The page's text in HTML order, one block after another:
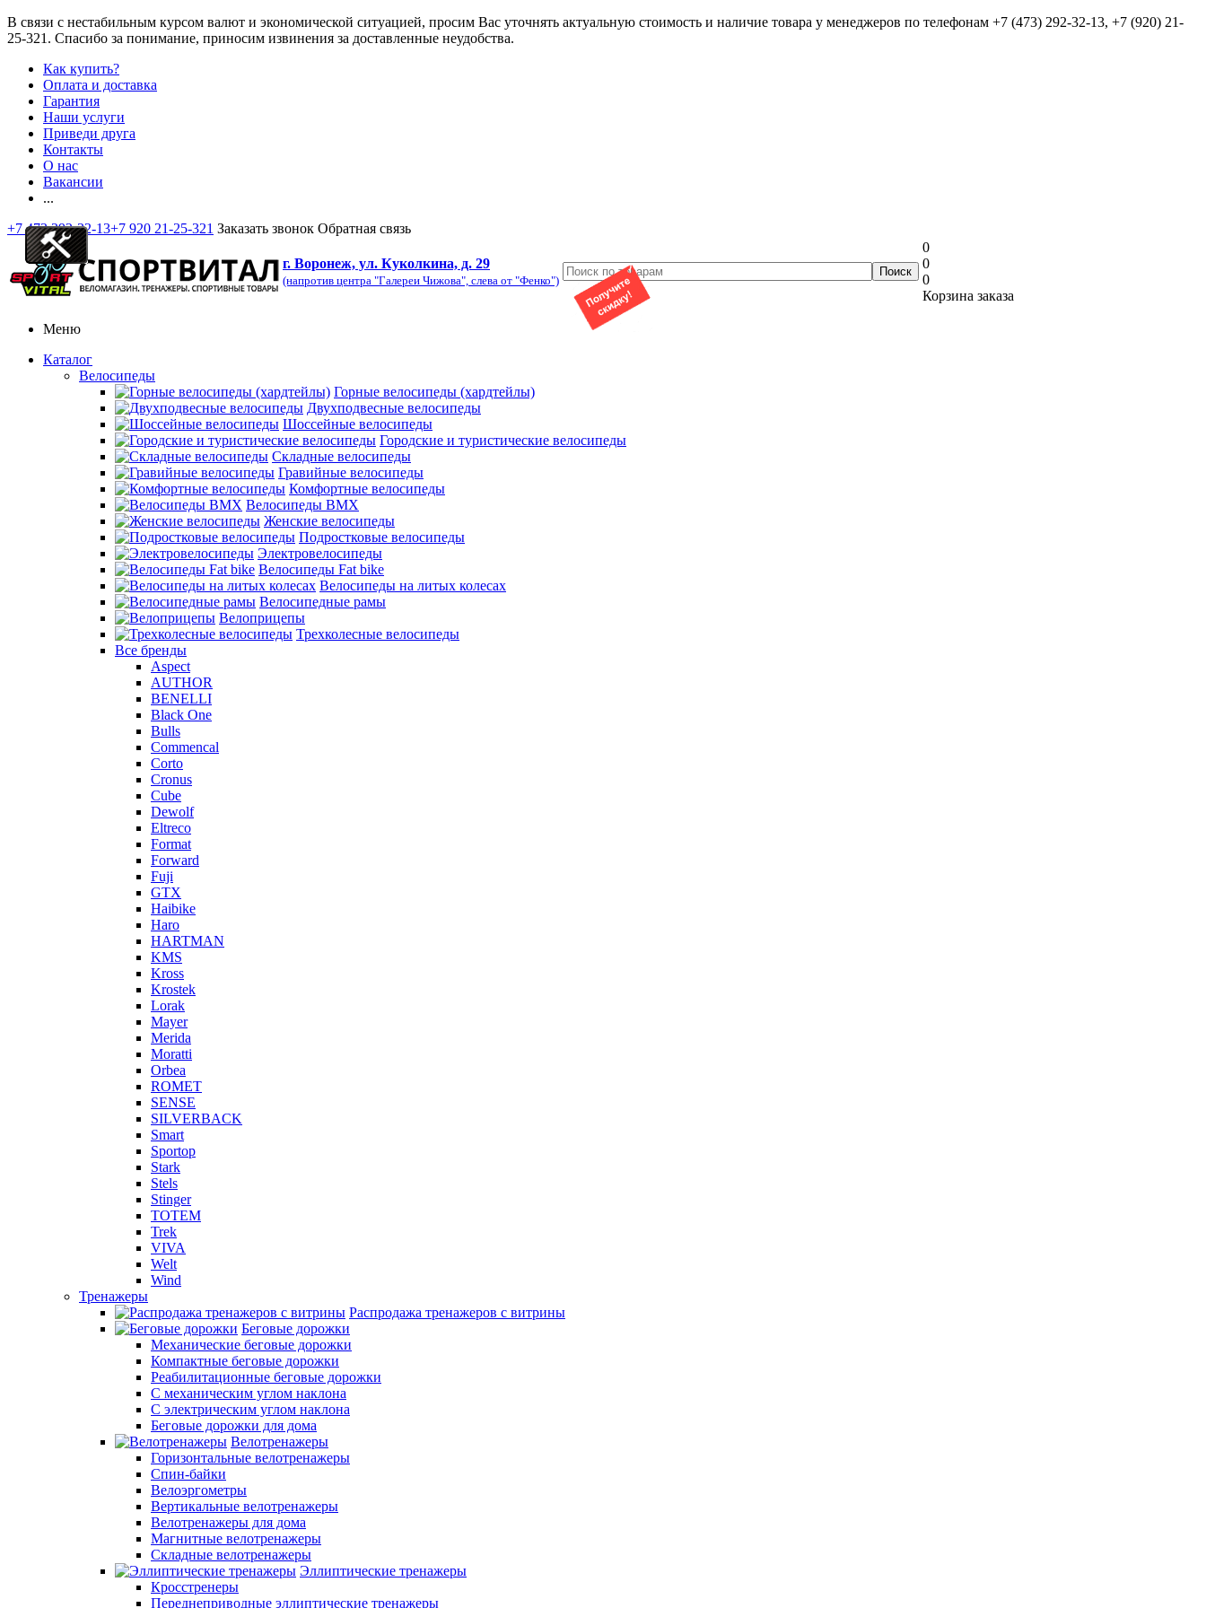
В связи с нестабильным курсом валют и экономической ситуацией, просим Вас уточнять актуальную стоимость и наличие товара у менеджеров по телефонам +7 (473) 292-32-13, +7 (920) 21-
25-321 . Спасибо за понимание, приносим извинения за доставленные неудобства.
Как купить?
Оплата и доставка
Гарантия
Наши услуги
Приведи друга
Контакты
О нас
Вакансии
...
+7 473 292-32-13+7 920 21-25-321 Заказать звонок Обратная связь
г. Воронеж, ул. Куколкина, д. 29
(напротив центра "Галереи Чижова", слева от "Фенко")
0
0
0
Корзина заказа
Меню
Каталог
Велосипеды
Горные велосипеды (хардтейлы)
Двухподвесные велосипеды
Шоссейные велосипеды
Городские и туристические велосипеды
Складные велосипеды
Гравийные велосипеды
Комфортные велосипеды
Велосипеды BMX
Женские велосипеды
Подростковые велосипеды
Электровелосипеды
Велосипеды Fat bike
Велосипеды на литых колесах
Велосипедные рамы
Велоприцепы
Трехколесные велосипеды
Все бренды
Aspect
AUTHOR
BENELLI
Black One
Bulls
Commencal
Corto
Cronus
Cube
Dewolf
Eltreco
Format
Forward
Fuji
GTX
Haibike
Haro
HARTMAN
KMS
Kross
Krostek
Lorak
Mayer
Merida
Moratti
Orbea
ROMET
SENSE
SILVERBACK
Smart
Sportop
Stark
Stels
Stinger
TOTEM
Trek
VIVA
Welt
Wind
Тренажеры
Распродажа тренажеров с витрины
Беговые дорожки
Механические беговые дорожки
Компактные беговые дорожки
Реабилитационные беговые дорожки
С механическим углом наклона
С электрическим углом наклона
Беговые дорожки для дома
Велотренажеры
Горизонтальные велотренажеры
Спин-байки
Велоэргометры
Вертикальные велотренажеры
Велотренажеры для дома
Магнитные велотренажеры
Складные велотренажеры
Эллиптические тренажеры
Кросстренеры
Переднеприводные эллиптические тренажеры